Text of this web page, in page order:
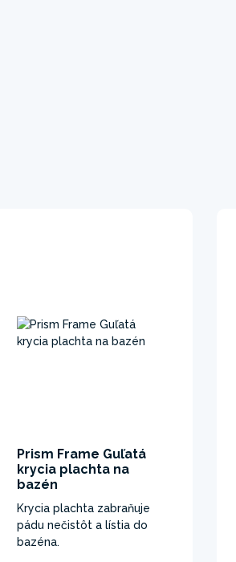
Prism Frame Guľatá
krycia plachta na
bazén
Krycia plachta zabraňuje
pádu nečistôt a lístia do
bazéna.